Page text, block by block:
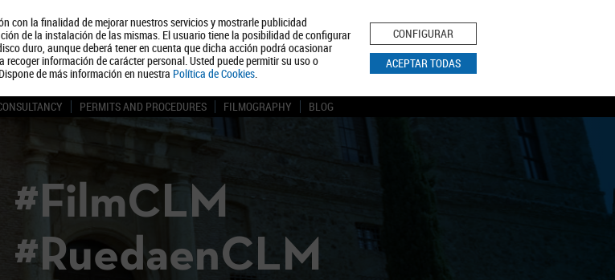
con la finalidad de mejorar nuestros servicios y mostrarle publicidad
de la instalación de las mismas. El usuario tiene la posibilidad de configurar
duro, aunque deberá tener en cuenta que dicha acción podrá ocasionar
información de carácter personal. Usted puede permitir su uso o
de más información en nuestra Política de Cookies.
CONFIGURAR
ACEPTAR TODAS
About us Tourism Política de Privacidad Aviso Legal Política de Cookies
BUSCAR
PERMITS AND PROCEDURES FILMOGRAPHY BLOG
#FilmCLM
#RuedaenCLM